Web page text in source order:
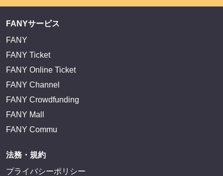
FANYサービス
FANY
FANY Ticket
FANY Online Ticket
FANY Channel
FANY Crowdfunding
FANY Mall
FANY Commu
法務・規約
プライバシーポリシー